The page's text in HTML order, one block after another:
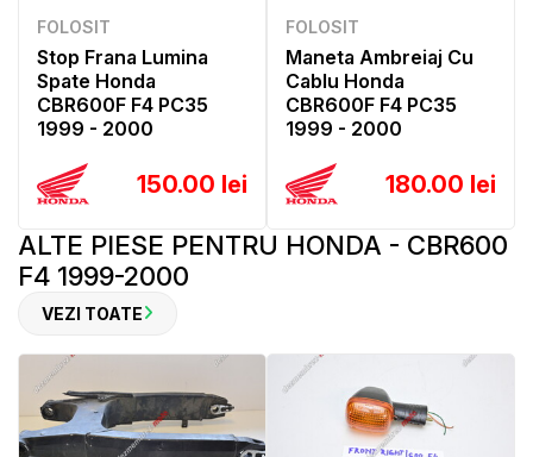
FOLOSIT
Stop Frana Lumina
Spate Honda
CBR600F F4 PC35
1999 - 2000
150.00 lei
FOLOSIT
Maneta Ambreiaj Cu
Cablu Honda
CBR600F F4 PC35
1999 - 2000
180.00 lei
ALTE PIESE PENTRU HONDA - CBR600
F4 1999-2000
VEZI TOATE